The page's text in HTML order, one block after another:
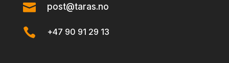
 post@taras.no
 +47 90 91 29 13